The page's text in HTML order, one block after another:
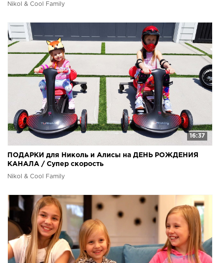
Nikol & Cool Family
16:37
ПОДАРКИ для Николь и Алисы на ДЕНЬ РОЖДЕНИЯ
КАНАЛА / Супер скорость
Nikol & Cool Family